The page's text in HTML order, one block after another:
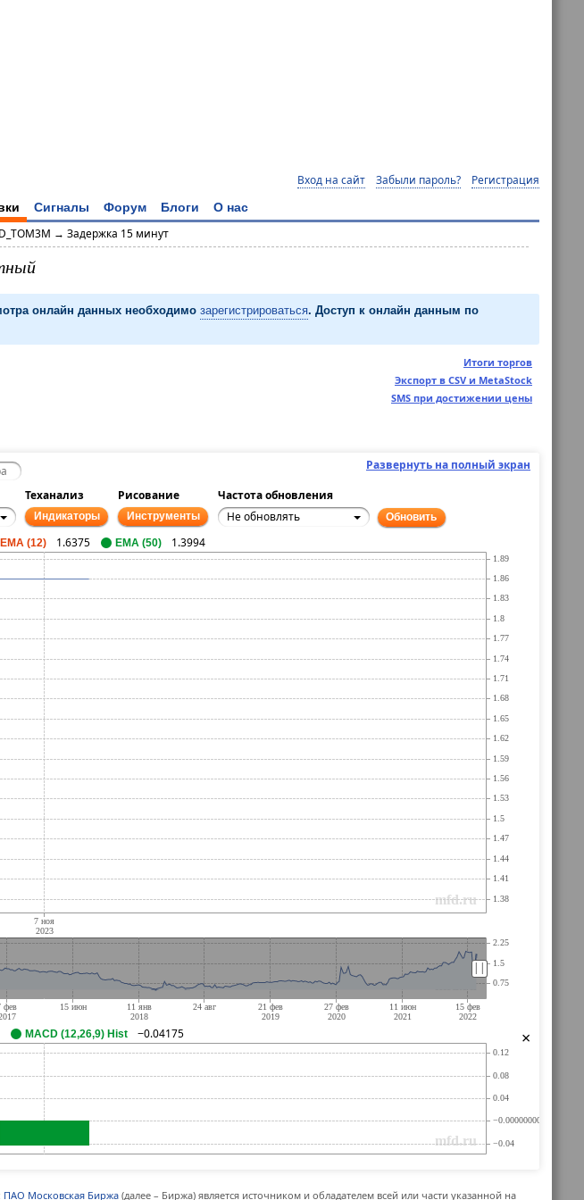
Вход на сайт Забыли пароль? Регистрация
Сигналы Форум Блоги О нас
→ Задержка 15 минут
онлайн данных необходимо зарегистрироваться. Доступ к онлайн данным по
Итоги торгов
Экспорт в CSV и MetaStock
SMS при достижении цены
Развернуть на полный экран
Теханализ Рисование
Частота обновления
Индикаторы Инструменты Не обновлять Обновить
||
||
×
EMA (12) 1.6375 EMA (50) 1.3994
MACD (12,26,9) Hist −0.04175
ПАО Московская Биржа (далее – Биржа) является источником и обладателем всей или части указанной на